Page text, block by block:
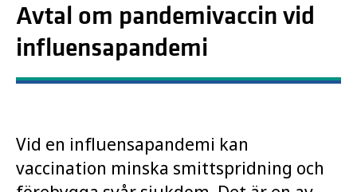
Avtal om pandemivaccin vid
influensapandemi
Vid en influensapandemi kan
vaccination minska smittspridning och